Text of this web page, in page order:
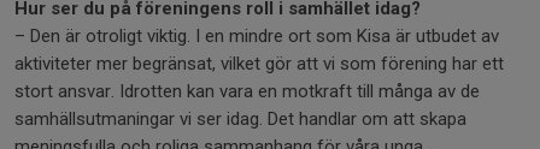
Hur ser du på föreningens roll i samhället idag?
– Den är otroligt viktig. I en mindre ort som Kisa är utbudet av
aktiviteter mer begränsat, vilket gör att vi som förening har ett
stort ansvar. Idrotten kan vara en motkraft till många av de
samhällsutmaningar vi ser idag. Det handlar om att skapa